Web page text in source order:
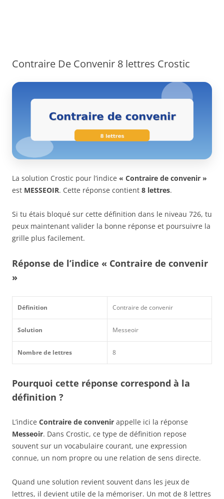
Contraire De Convenir 8 lettres Crostic
La solution Crostic pour l’indice « Contraire de convenir »
est MESSEOIR. Cette réponse contient 8 lettres.
Si tu étais bloqué sur cette définition dans le niveau 726, tu
peux maintenant valider la bonne réponse et poursuivre la
grille plus facilement.
Réponse de l’indice « Contraire de convenir
»
Définition Contraire de convenir
Solution Messeoir
Nombre de lettres 8
Pourquoi cette réponse correspond à la
définition ?
L’indice Contraire de convenir appelle ici la réponse
Messeoir. Dans Crostic, ce type de définition repose
souvent sur un vocabulaire courant, une expression
connue, un nom propre ou une relation de sens directe.
Quand une solution revient souvent dans les jeux de
lettres, il devient utile de la mémoriser. Un mot de 8 lettres